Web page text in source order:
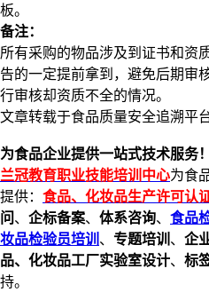
板。
备注：
所有采购的物品涉及到证书和资
告的一定提前拿到，避免后期审
行审核却资质不全的情况。
文章转载于食品质量安全追溯平台
为食品企业提供一站式技术服务！
兰冠教育职业技能培训中心为食
提供： 食品、化妆品生产许可认
问 、 企标备案、 体系咨询、 食品
妆品检验员培训 、 专题培训 、 企
品、化妆品工厂实验室设计、 标
持。